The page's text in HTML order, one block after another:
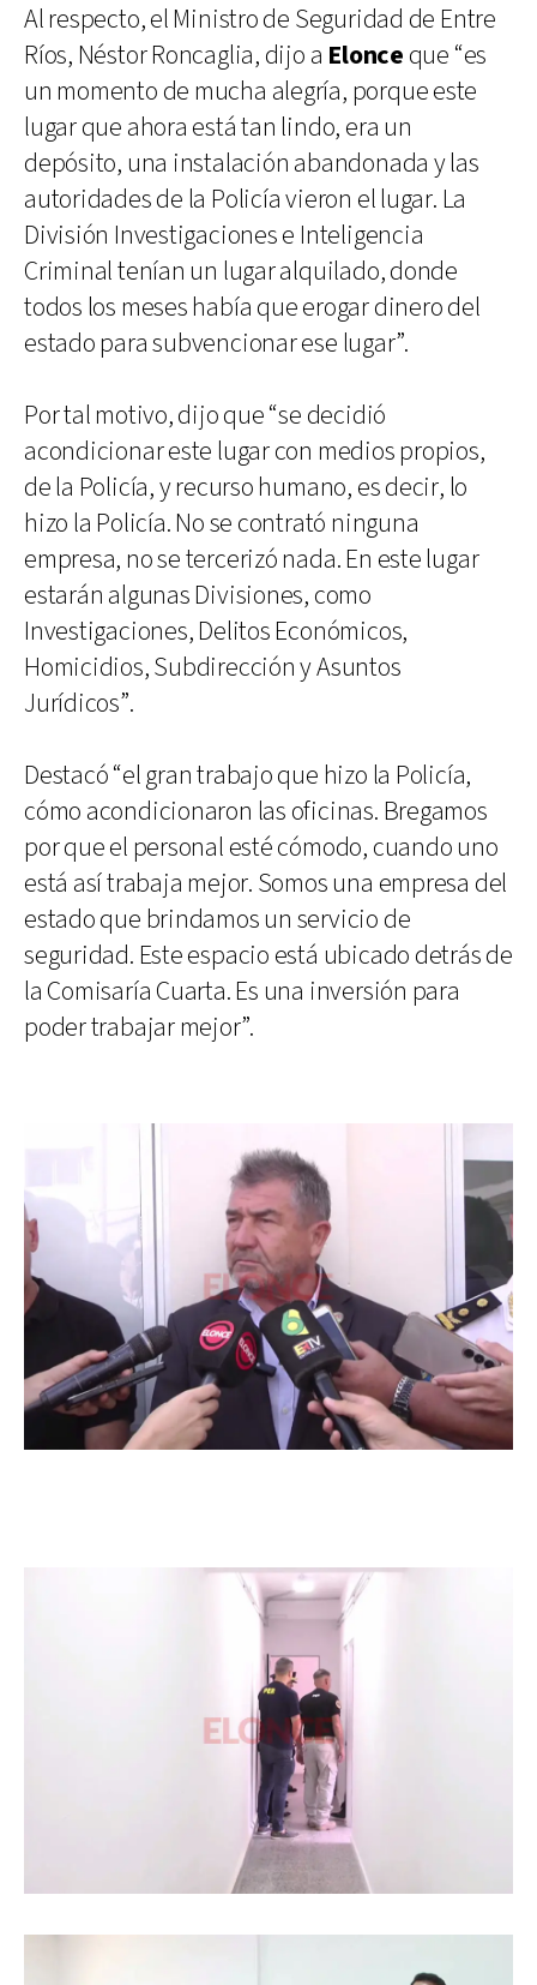
Al respecto, el Ministro de Seguridad de Entre
Ríos, Néstor Roncaglia, dijo a Elonce que “es
un momento de mucha alegría, porque este
lugar que ahora está tan lindo, era un
depósito, una instalación abandonada y las
autoridades de la Policía vieron el lugar. La
División Investigaciones e Inteligencia
Criminal tenían un lugar alquilado, donde
todos los meses había que erogar dinero del
estado para subvencionar ese lugar”.
Por tal motivo, dijo que “se decidió
acondicionar este lugar con medios propios,
de la Policía, y recurso humano, es decir, lo
hizo la Policía. No se contrató ninguna
empresa, no se tercerizó nada. En este lugar
estarán algunas Divisiones, como
Investigaciones, Delitos Económicos,
Homicidios, Subdirección y Asuntos
Jurídicos”.
Destacó “el gran trabajo que hizo la Policía,
cómo acondicionaron las oficinas. Bregamos
por que el personal esté cómodo, cuando uno
está así trabaja mejor. Somos una empresa del
estado que brindamos un servicio de
seguridad. Este espacio está ubicado detrás de
la Comisaría Cuarta. Es una inversión para
poder trabajar mejor”.